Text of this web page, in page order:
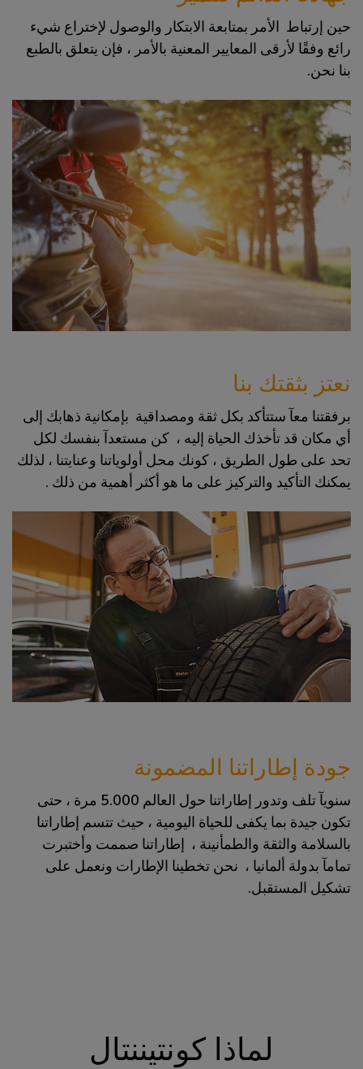
حين إرتباط الأمر بمتابعة الابتكار والوصول لإختراع شيء
رائع وفقًا لأرقى المعايير المعنية بالأمر ، فإن يتعلق بالطبع
بنا نحن.
نعتز بثقتك بنا
برفقتنا معآ ستتأكد بكل ثقة ومصداقية بإمكانية ذهابك إلى
أي مكان قد تأخذك الحياة إليه ، كن مستعدآ بنفسك لكل
تحد على طول الطريق ، كونك محل أولوياتنا وعنايتنا ، لذلك
يمكنك التأكيد والتركيز على ما هو أكثر أهمية من ذلك .
جودة إطاراتنا المضمونة
سنويآ تلف وتدور إطاراتنا حول العالم 5.000 مرة ، حتى
تكون جيدة بما يكفى للحياة اليومية ، حيث تتسم إطاراتنا
بالسلامة والثقة والطمأنينة ، إطاراتنا صممت وأختبرت
تمامآ بدولة ألمانيا ، نحن تخطينا الإطارات ونعمل على
تشكيل المستقبل.
لماذا كونتيننتال